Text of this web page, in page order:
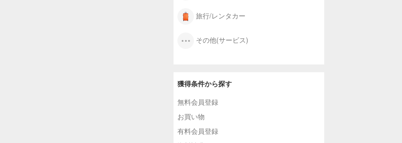
旅行/レンタカー
その他(サービス)
獲得条件から探す
無料会員登録
お買い物
有料会員登録